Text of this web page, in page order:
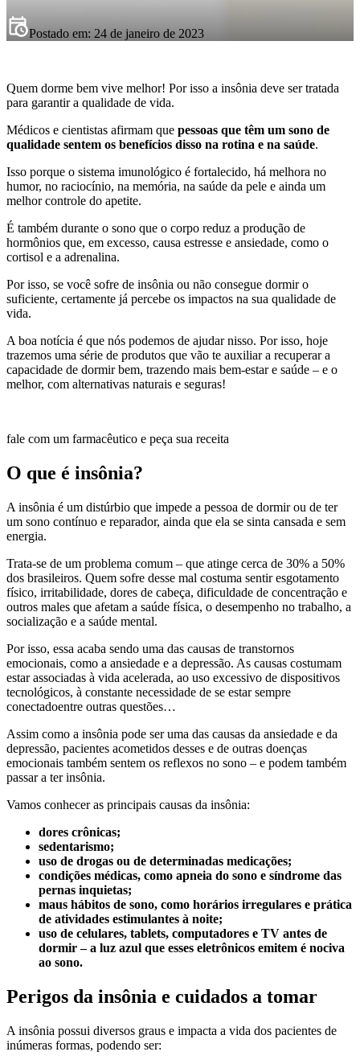
Postado em: 24 de janeiro de 2023
Quem dorme bem vive melhor! Por isso a insônia deve ser tratada
para garantir a qualidade de vida.
Médicos e cientistas afirmam que pessoas que têm um sono de
qualidade sentem os benefícios disso na rotina e na saúde.
Isso porque o sistema imunológico é fortalecido, há melhora no
humor, no raciocínio, na memória, na saúde da pele e ainda um
melhor controle do apetite.
É também durante o sono que o corpo reduz a produção de
hormônios que, em excesso, causa estresse e ansiedade, como o
cortisol e a adrenalina.
Por isso, se você sofre de insônia ou não consegue dormir o
suficiente, certamente já percebe os impactos na sua qualidade de
vida.
A boa notícia é que nós podemos de ajudar nisso. Por isso, hoje
trazemos uma série de produtos que vão te auxiliar a recuperar a
capacidade de dormir bem, trazendo mais bem-estar e saúde – e o
melhor, com alternativas naturais e seguras!
fale com um farmacêutico e peça sua receita
O que é insônia?
A insônia é um distúrbio que impede a pessoa de dormir ou de ter
um sono contínuo e reparador, ainda que ela se sinta cansada e sem
energia.
Trata-se de um problema comum – que atinge cerca de 30% a 50%
dos brasileiros. Quem sofre desse mal costuma sentir esgotamento
físico, irritabilidade, dores de cabeça, dificuldade de concentração e
outros males que afetam a saúde física, o desempenho no trabalho, a
socialização e a saúde mental.
Por isso, essa acaba sendo uma das causas de transtornos
emocionais, como a ansiedade e a depressão. As causas costumam
estar associadas à vida acelerada, ao uso excessivo de dispositivos
tecnológicos, à constante necessidade de se estar sempre
conectadoentre outras questões…
Assim como a insônia pode ser uma das causas da ansiedade e da
depressão, pacientes acometidos desses e de outras doenças
emocionais também sentem os reflexos no sono – e podem também
passar a ter insônia.
Vamos conhecer as principais causas da insônia:
dores crônicas;
sedentarismo;
uso de drogas ou de determinadas medicações;
condições médicas, como apneia do sono e síndrome das
pernas inquietas;
maus hábitos de sono, como horários irregulares e prática
de atividades estimulantes à noite;
uso de celulares, tablets, computadores e TV antes de
dormir – a luz azul que esses eletrônicos emitem é nociva
ao sono.
Perigos da insônia e cuidados a tomar
A insônia possui diversos graus e impacta a vida dos pacientes de
inúmeras formas, podendo ser: